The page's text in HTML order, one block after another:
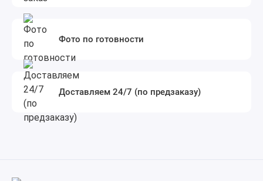
Фото по готовности
Доставляем 24/7 (по предзаказу)